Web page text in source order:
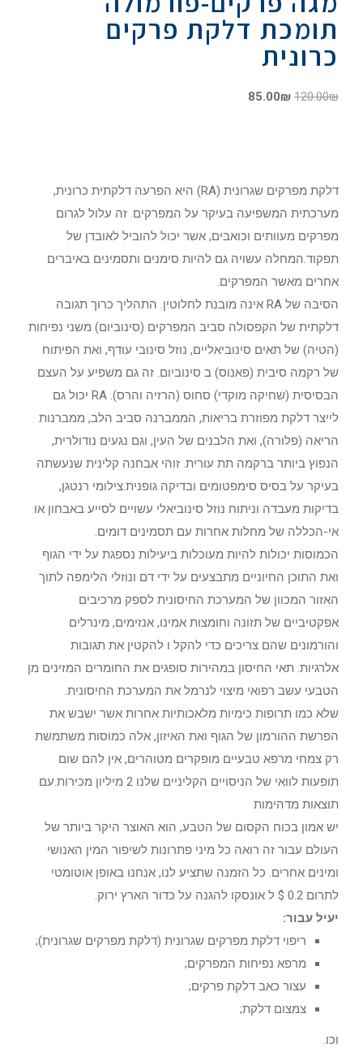
תומכת דלקת פרקים
כרונית
120.00₪
85.00₪
דלקת מפרקים שגרונית (RA) היא הפרעה דלקתית כרונית,
מערכתית המשפיעה בעיקר על המפרקים. זה עלול לגרום
מפרקים מעוותים וכואבים, אשר יכול להוביל לאובדן של
תפקוד.המחלה עשויה גם להיות סימנים ותסמינים באיברים
אחרים מאשר המפרקים.
הסיבה של RA אינה מובנת לחלוטין. התהליך כרוך תגובה
דלקתית של הקפסולה סביב המפרקים (סינוביום) משני נפיחות
(הטיה) של תאים סינוביאליים, נוזל סינובי עודף, ואת הפיתוח
של רקמה סיבית (פאנוס) ב סינוביום. זה גם משפיע על העצם
הבסיסית (שחיקה מוקדי) סחוס (הרזיה והרס). RA יכול גם
לייצר דלקת מפוזרת בריאות, הממברנה סביב הלב, ממברנות
הריאה (פלורה), ואת הלבנים של העין, וגם נגעים נודולרית,
הנפוץ ביותר ברקמה תת עורית. זוהי אבחנה קלינית שנעשתה
בעיקר על בסיס סימפטומים ובדיקה גופנית.צילומי רנטגן,
בדיקות מעבדה וניתוח נוזל סינוביאלי עשויים לסייע באבחון או
אי-הכללה של מחלות אחרות עם תסמינים דומים.
הכמוסות יכולות להיות מעוכלות ביעילות נספגת על ידי הגוף
ואת התוכן החיוניים מתבצעים על ידי דם ונוזלי הלימפה לתוך
האזור המכוון של המערכת החיסונית לספק מרכיבים
אפקטיביים של תזונה וחומצות אמינו, אנזימים, מינרלים
והורמונים שהם צריכים כדי להקל ו להקטין את תגובות
אלרגיות. תאי החיסון במהירות סופגים את החומרים המזינים מן
הטבעי עשב רפואי מיצוי לנרמל את המערכת החיסונית.
שלא כמו תרופות כימיות מלאכותיות אחרות אשר ישבש את
הפרשת ההורמון של הגוף ואת האיזון, אלה כמוסות משתמשת
רק צמחי מרפא טבעיים מופקרים מטוהרים, אין להם שום
תופעות לוואי של הניסויים הקליניים שלנו 2 מיליון מכירות.עם
תוצאות מדהימות
יש אמון בכוח הקסום של הטבע, הוא האוצר היקר ביותר של
העולם עבור זה רואה כל מיני פתרונות לשיפור המין האנושי
ומינים אחרים. כל הזמנה שתציע לנו, אנחנו באופן אוטומטי
לתרום 0.2 $ ל אונסקו להגנה על כדור הארץ ירוק.
יעיל עבור:
ריפוי דלקת מפרקים שגרונית (דלקת מפרקים שגרונית);
מרפא נפיחות המפרקים;
עצור כאב דלקת פרקים;
צמצום דלקת;
וכו.